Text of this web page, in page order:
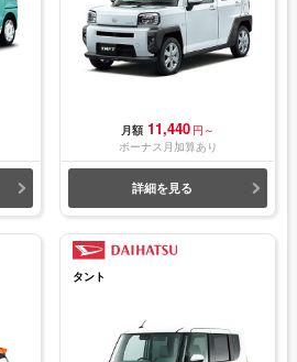
月額 11,440 円～
ボーナス月加算あり
詳細を見る
タント